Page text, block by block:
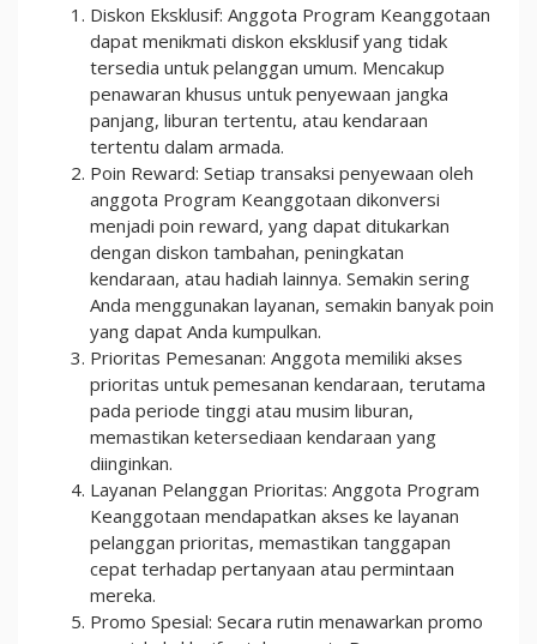
Diskon Eksklusif: Anggota Program Keanggotaan
dapat menikmati diskon eksklusif yang tidak
tersedia untuk pelanggan umum. Mencakup
penawaran khusus untuk penyewaan jangka
panjang, liburan tertentu, atau kendaraan
tertentu dalam armada.
Poin Reward: Setiap transaksi penyewaan oleh
anggota Program Keanggotaan dikonversi
menjadi poin reward, yang dapat ditukarkan
dengan diskon tambahan, peningkatan
kendaraan, atau hadiah lainnya. Semakin sering
Anda menggunakan layanan, semakin banyak poin
yang dapat Anda kumpulkan.
Prioritas Pemesanan: Anggota memiliki akses
prioritas untuk pemesanan kendaraan, terutama
pada periode tinggi atau musim liburan,
memastikan ketersediaan kendaraan yang
diinginkan.
Layanan Pelanggan Prioritas: Anggota Program
Keanggotaan mendapatkan akses ke layanan
pelanggan prioritas, memastikan tanggapan
cepat terhadap pertanyaan atau permintaan
mereka.
Promo Spesial: Secara rutin menawarkan promo